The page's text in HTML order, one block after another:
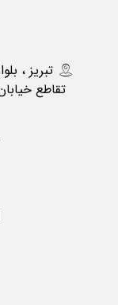
تبریز ،
تقاطع